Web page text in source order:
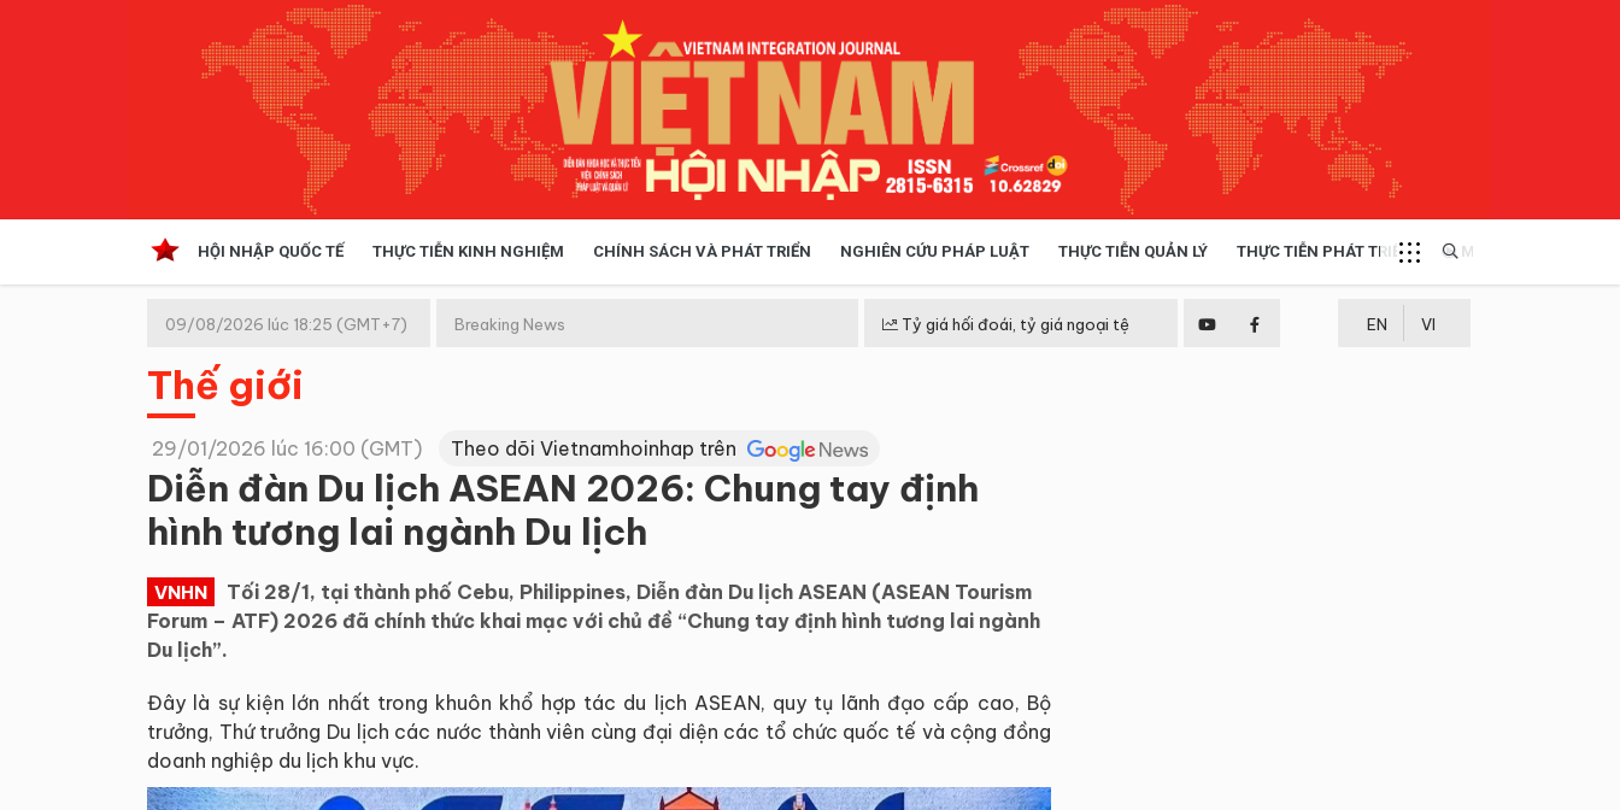
HỘI NHẬP QUỐC TẾ THỰC TIỄN KINH NGHIỆM CHÍNH SÁCH VÀ PHÁT TRIỂN NGHIÊN CỨU PHÁP LUẬT THỰC TIỄN QUẢN LÝ THỰC TIỄN PHÁT TRIỂN MULTIMEDIA
Kinh tế hội nhập
Doanh nghiệp
09/08/2026 lúc 18:25 (GMT+7) Breaking News Tỷ giá hối đoái, tỷ giá ngoại tệ EN VI
Thế giới
29/01/2026 lúc 16:00 (GMT) Theo dõi Vietnamhoinhap trên
Diễn đàn Du lịch ASEAN 2026: Chung tay định
hình tương lai ngành Du lịch
VNHN
Tối 28/1, tại thành phố Cebu, Philippines, Diễn đàn Du lịch ASEAN (ASEAN Tourism
Forum – ATF) 2026 đã chính thức khai mạc với chủ đề “Chung tay định hình tương lai ngành
Du lịch”.
Đây là sự kiện lớn nhất trong khuôn khổ hợp tác du lịch ASEAN, quy tụ lãnh đạo cấp cao, Bộ
trưởng, Thứ trưởng Du lịch các nước thành viên cùng đại diện các tổ chức quốc tế và cộng đồng
doanh nghiệp du lịch khu vực.